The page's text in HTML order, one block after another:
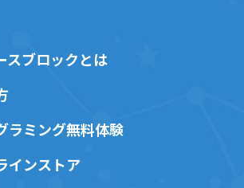
スブロックとは
ラミング無料体験
インストア